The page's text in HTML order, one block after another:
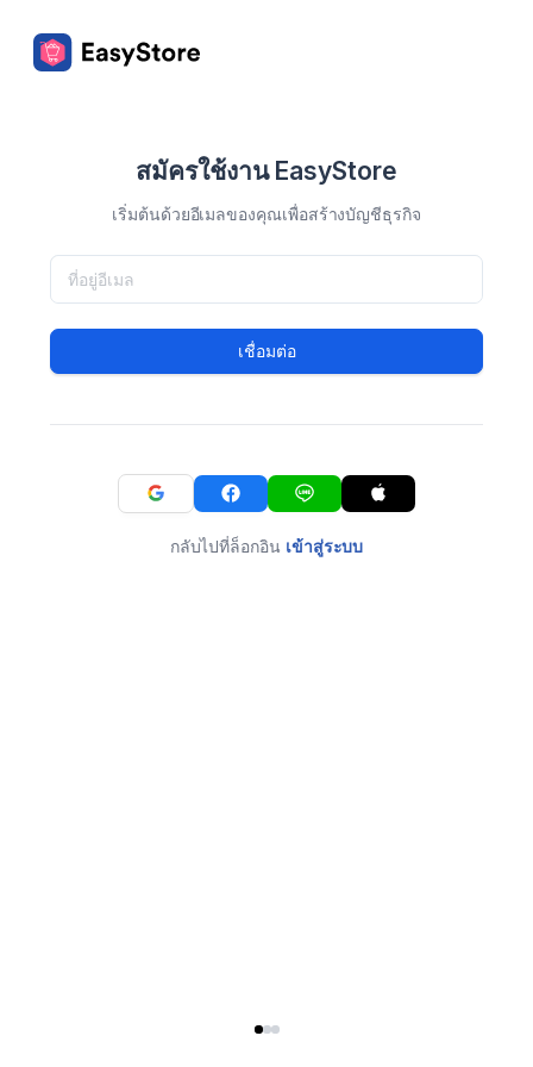
สมัครใช้งาน EasyStore
เริ่มต้นด้วยอีเมลของคุณเพื่อสร้างบัญชีธุรกิจ
เชื่อมต่อ
กลับไปที่ล็อกอิน เข้าสู่ระบบ